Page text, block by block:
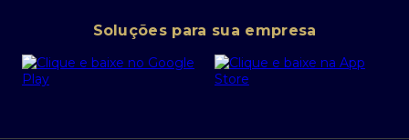
Portal da Privacidade
PRSAC
Regras e Parâmetros de Atuação Banco Safra
Cartão Safra Empresas
Empréstimo e financiamentos PJ
Derivativos
Soluções para sua empresa